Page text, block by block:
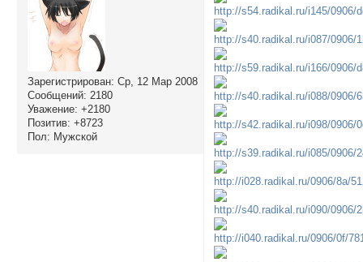
Зарегистрирован: Ср, 12 Мар 2008
Сообщений: 2180
Уважение: +2180
Позитив: +8723
Пол: Мужской